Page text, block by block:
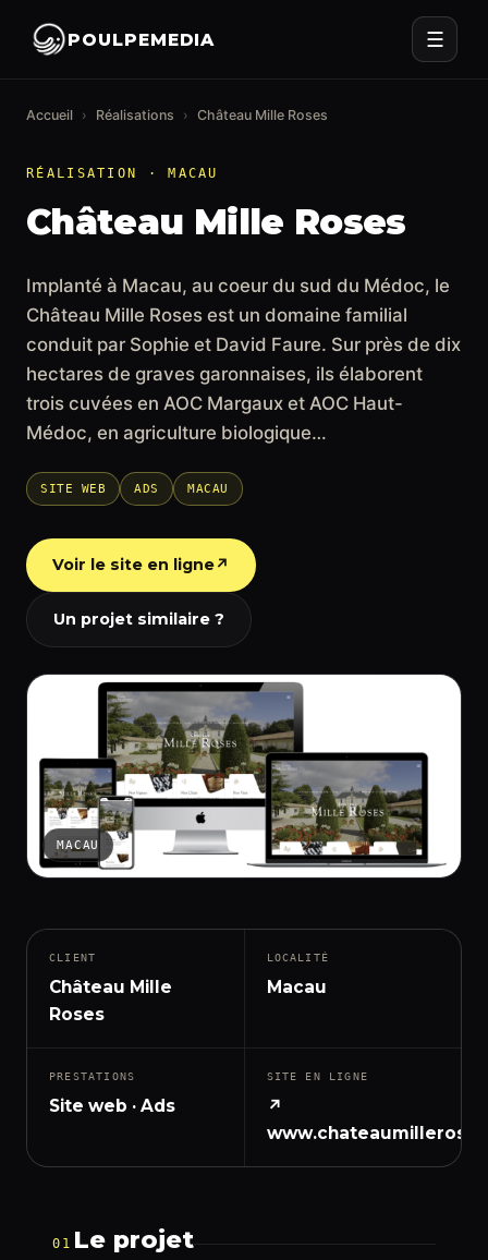
POULPEMEDIA ☰
Accueil › Réalisations › Château Mille Roses
RÉALISATION · MACAU
Château Mille Roses
Implanté à Macau, au coeur du sud du Médoc, le
Château Mille Roses est un domaine familial
conduit par Sophie et David Faure. Sur près de dix
hectares de graves garonnaises, ils élaborent
trois cuvées en AOC Margaux et AOC Haut-
Médoc, en agriculture biologique…
SITE WEB ADS MACAU
Voir le site en ligne↗
Un projet similaire ?
MACAU
CLIENT
Château Mille
Roses
LOCALITÉ
Macau
PRESTATIONS
Site web · Ads
SITE EN LIGNE
↗
01 Le projet